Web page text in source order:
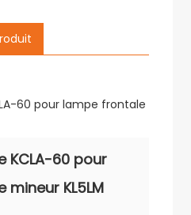
KCLA-60 pour
KL5LM